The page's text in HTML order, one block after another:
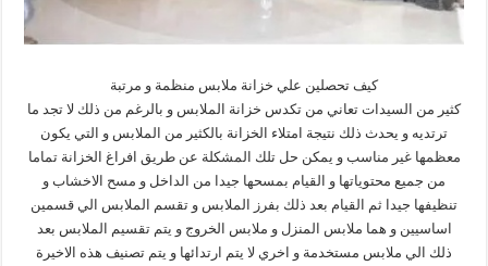
كيف تحصلين علي خزانة ملابس منظمة و مرتبة
كثير من السيدات تعاني من تكدس خزانة الملابس و بالرغم من ذلك لا تجد ما
ترتديه و يحدث ذلك نتيجة امتلاء الخزانة بالكثير من الملابس و التي يكون
معظمها غير مناسب و يمكن حل تلك المشكلة عن طريق افراغ الخزانة تماما
من جميع محتوياتها و القيام بمسحها جيدا من الداخل و مسح الاخشاب و
تنظيفها جيدا ثم القيام بعد ذلك بفرز الملابس و تقسم الملابس الي قسمين
اساسيين و هما ملابس المنزل و ملابس الخروج و يتم تقسيم الملابس بعد
ذلك الي ملابس مستخدمة و اخري لا يتم ارتدائها و يتم تصنيف هذه الاخيرة